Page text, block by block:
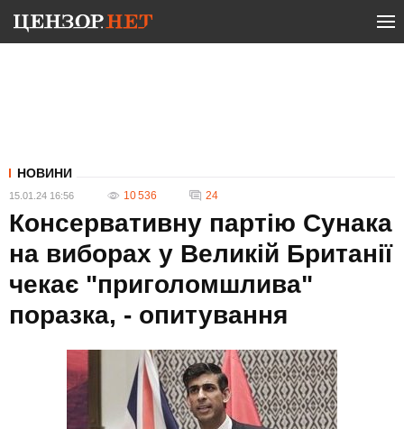
НОВИНИ
15.01.24 16:56 10 536 24
Консервативну партію Сунака
на виборах у Великій Британії
чекає "приголомшлива"
поразка, - опитування